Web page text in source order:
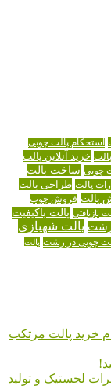
استحکام پالت چوبی
خرید آنلاین پالت
چوبی ساخت پالت
پالت طراحی پالت
پالت فروش چوب
بازیافتی پالت باکیفیت
رشت پالت شهبازی
چوبی در رشت پالت
خرید پالت مرتکب
لجستیک و تولید